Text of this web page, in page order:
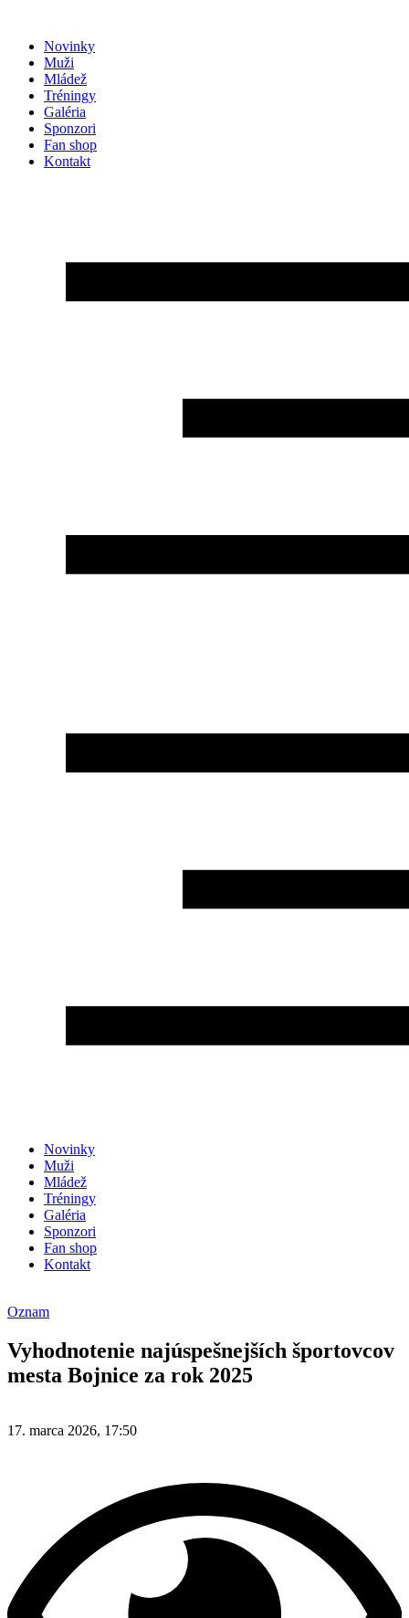
obsah
Novinky
Muži
Mládež
Tréningy
Galéria
Sponzori
Fan shop
Kontakt
Novinky
Muži
Mládež
Tréningy
Galéria
Sponzori
Fan shop
Kontakt
Oznam
Vyhodnotenie najúspešnejších športovcov
mesta Bojnice za rok 2025
17. marca 2026, 17:50